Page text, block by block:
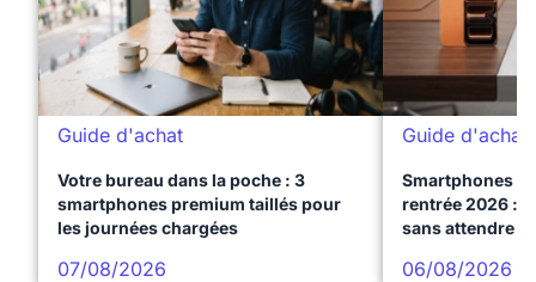
Guide d'achat
Votre bureau dans la poche : 3
smartphones premium taillés pour
les journées chargées
07/08/2026
Guide d'achat
Smartphones
rentrée 2026 :
sans attendre
06/08/2026